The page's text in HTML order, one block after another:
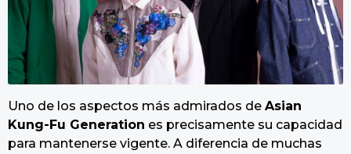
Uno de los aspectos más admirados de Asian
Kung-Fu Generation es precisamente su capacidad
para mantenerse vigente. A diferencia de muchas